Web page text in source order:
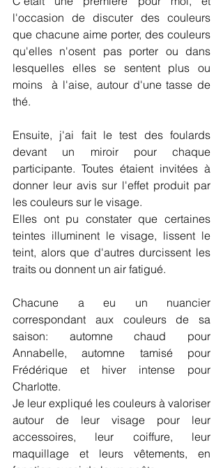
l'occasion de discuter des couleurs
que chacune aime porter, des couleurs
qu'elles n'osent pas porter ou dans
lesquelles elles se sentent plus ou
moins  à l'aise, autour d'une tasse de
thé.
Ensuite, j'ai fait le test des foulards
devant un miroir pour chaque
participante. Toutes étaient invitées à
donner leur avis sur l'effet produit par
les couleurs sur le visage.
Elles ont pu constater que certaines
teintes illuminent le visage, lissent le
teint, alors que d'autres durcissent les
traits ou donnent un air fatigué.
Chacune a eu un nuancier
correspondant aux couleurs de sa
saison: automne chaud pour
Annabelle, automne tamisé pour
Frédérique et hiver intense pour
Charlotte.
Je leur expliqué les couleurs à valoriser
autour de leur visage pour leur
accessoires, leur coiffure, leur
maquillage et leurs vêtements, en